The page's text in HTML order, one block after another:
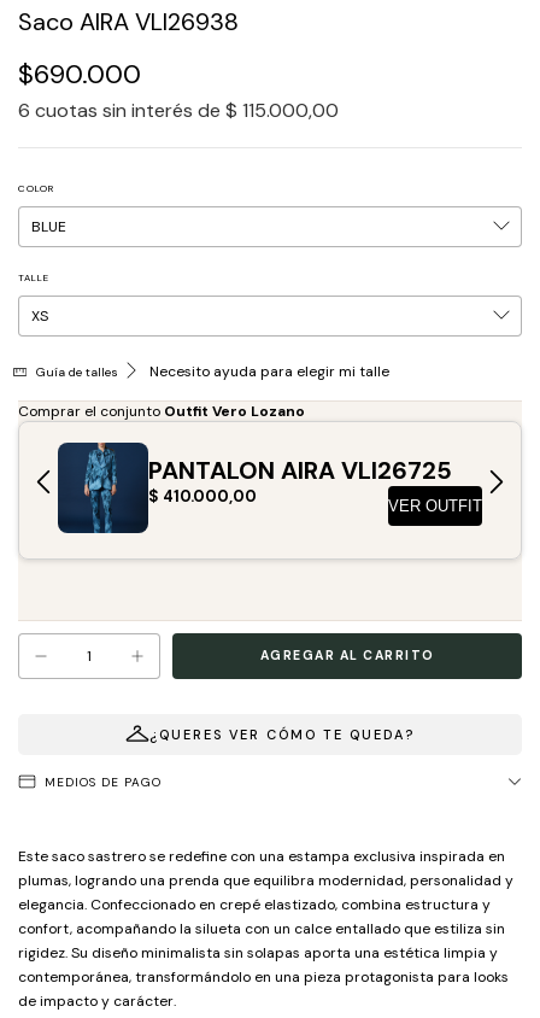
Saco AIRA VLI26938
$690.000
6 cuotas sin interés de $ 115.000,00
COLOR
TALLE
Guía de talles Necesito ayuda para elegir mi talle
¿QUERES VER CÓMO TE QUEDA?
MEDIOS DE PAGO
Este saco sastrero se redefine con una estampa exclusiva inspirada en
plumas, logrando una prenda que equilibra modernidad, personalidad y
elegancia. Confeccionado en crepé elastizado, combina estructura y
confort, acompañando la silueta con un calce entallado que estiliza sin
rigidez. Su diseño minimalista sin solapas aporta una estética limpia y
contemporánea, transformándolo en una pieza protagonista para looks
de impacto y carácter.